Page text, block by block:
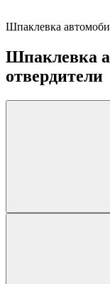
Шпаклевка
Шпаклевка
отвердители